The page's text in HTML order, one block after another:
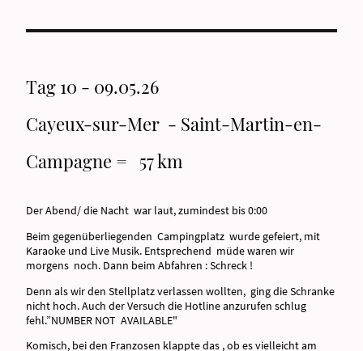
Tag 10 - 09.05.26
Cayeux-sur-Mer - Saint-Martin-en-
Campagne = 57 km
Der Abend/ die Nacht war laut, zumindest bis 0:00
Beim gegenüberliegenden Campingplatz wurde gefeiert, mit
Karaoke und Live Musik. Entsprechend müde waren wir
morgens noch. Dann beim Abfahren : Schreck !
Denn als wir den Stellplatz verlassen wollten, ging die Schranke
nicht hoch. Auch der Versuch die Hotline anzurufen schlug
fehl.”NUMBER NOT AVAILABLE"
Komisch, bei den Franzosen klappte das , ob es vielleicht am